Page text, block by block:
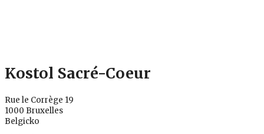
Kostol Sacré-Coeur
Rue le Corrège 19
1000 Bruxelles
Belgicko